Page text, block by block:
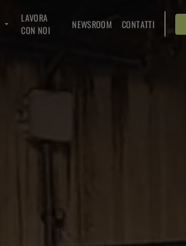
LAVORA
CON NOI
NEWSROOM CONTATTI